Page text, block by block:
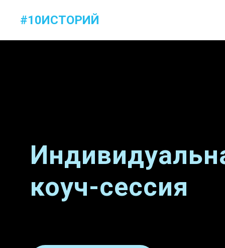
#10ИСТОРИЙ
#10ИСТОРИЙ
коуч-сессия